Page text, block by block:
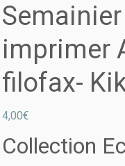
imprimer
filofax-
4,00€
Collection